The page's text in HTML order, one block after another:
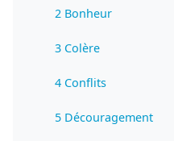
2 Bonheur
3 Colère
4 Conflits
5 Découragement